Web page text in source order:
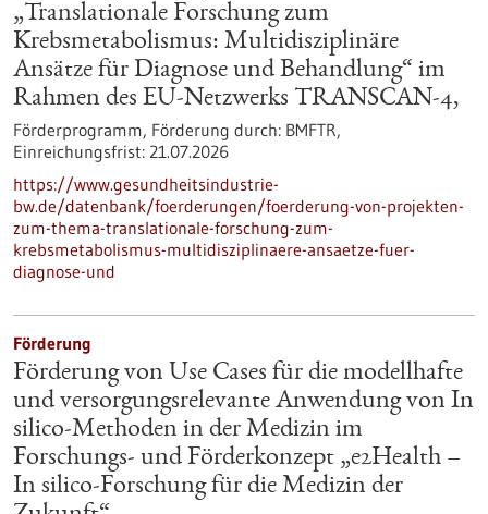
„Translationale Forschung zum
Krebsmetabolismus: Multidisziplinäre
Ansätze für Diagnose und Behandlung“ im
Rahmen des EU-Netzwerks TRANSCAN-4,
Förderprogramm, Förderung durch: BMFTR,
Einreichungsfrist: 21.07.2026
https://www.gesundheitsindustrie-
bw.de/datenbank/foerderungen/foerderung-von-projekten-
zum-thema-translationale-forschung-zum-
krebsmetabolismus-multidisziplinaere-ansaetze-fuer-
diagnose-und
Förderung
Förderung von Use Cases für die modellhafte
und versorgungsrelevante Anwendung von In
silico-Methoden in der Medizin im
Forschungs- und Förderkonzept „e2Health –
In silico-Forschung für die Medizin der